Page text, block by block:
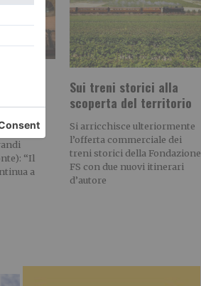
top
“Il
a
Sui treni storici alla
scoperta del territorio
Si arricchisce ulteriormente
l’offerta commerciale dei
treni storici della Fondazione
FS con due nuovi itinerari
d’autore